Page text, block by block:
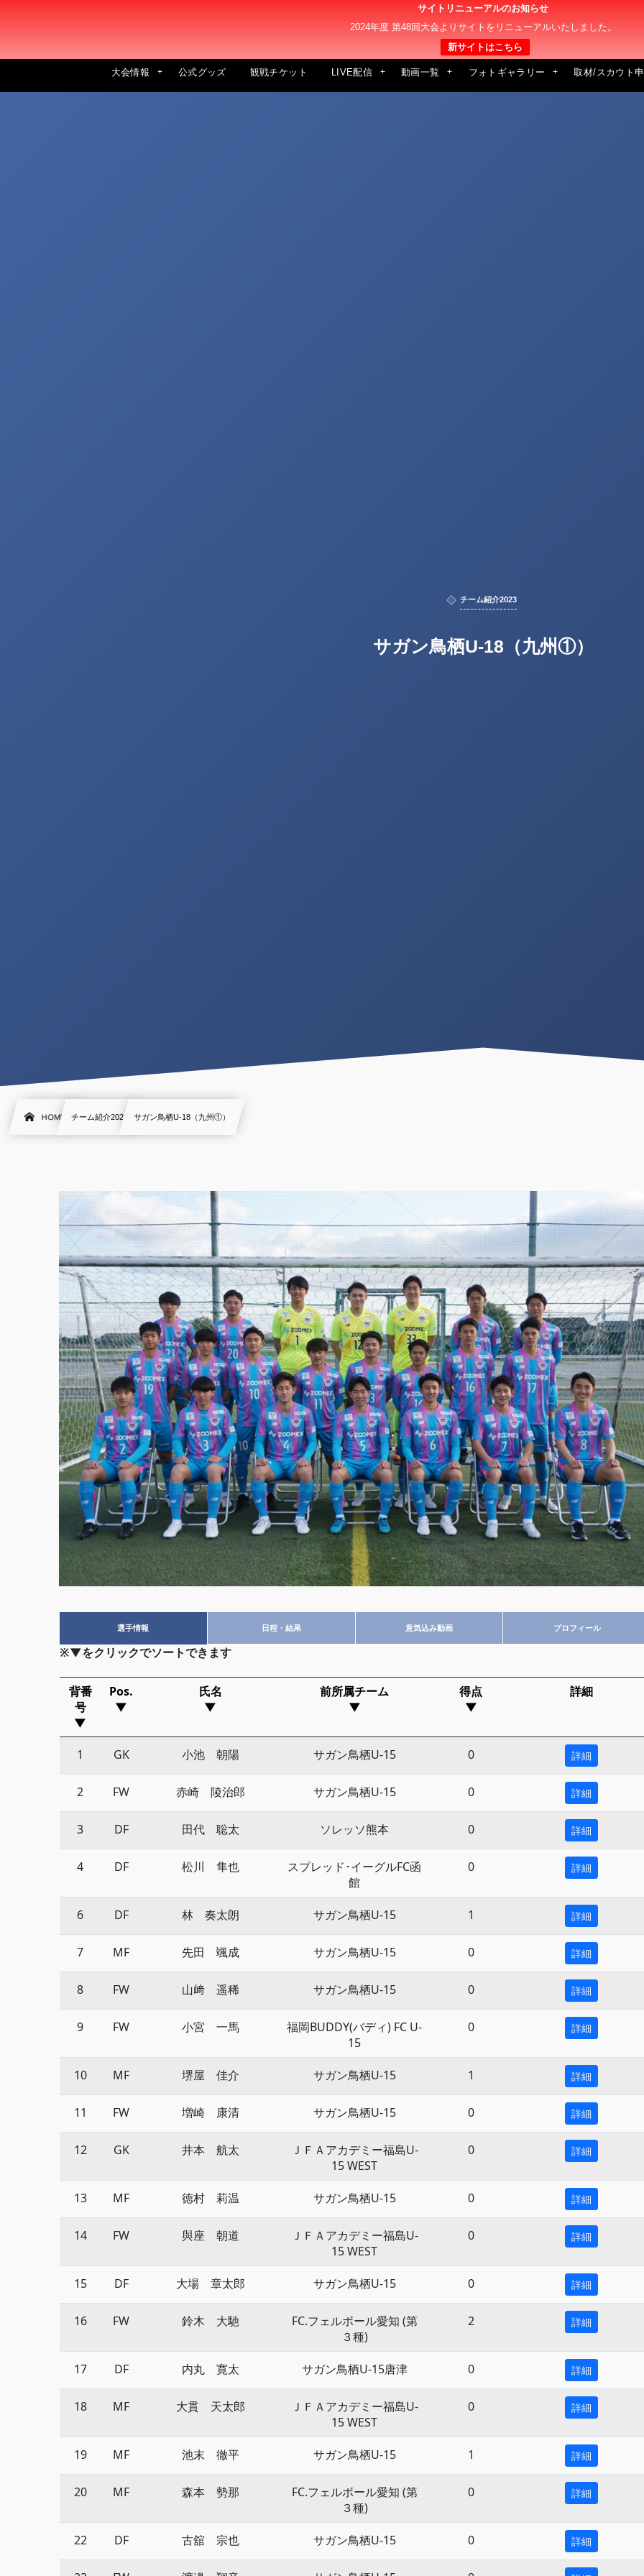
サイトリニューアルのお知らせ
2024年度 第48回大会よりサイトをリニューアルいたしました。
新サイトはこちら
大会情報 公式グッズ 観戦チケット LIVE配信 動画一覧 フォトギャラリー 取材/スカウト
チーム紹介2023
サガン鳥栖U-18（九州①）
HOME チーム紹介2023 サガン鳥栖U-18（九州①）
選手情報 日程・結果 意気込み動画 プロフィール